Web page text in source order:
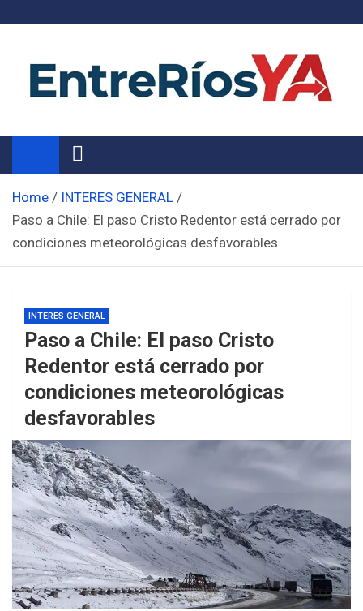
Noticias de Entre Ríos
Información de toda la provincia ahora
Home
INTERES GENERAL
Paso a Chile: El paso Cristo Redentor está cerrado por
condiciones meteorológicas desfavorables
INTERES GENERAL
Paso a Chile: El paso Cristo
Redentor está cerrado por
condiciones meteorológicas
desfavorables